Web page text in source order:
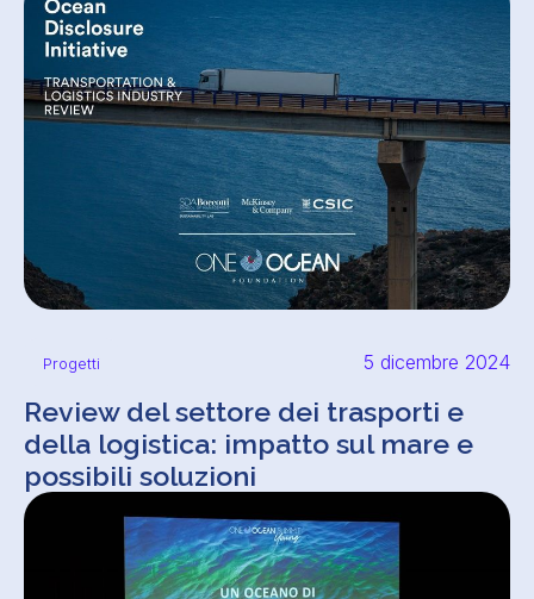
Progetti 5 dicembre 2024
Review del settore dei trasporti e
della logistica: impatto sul mare e
possibili soluzioni